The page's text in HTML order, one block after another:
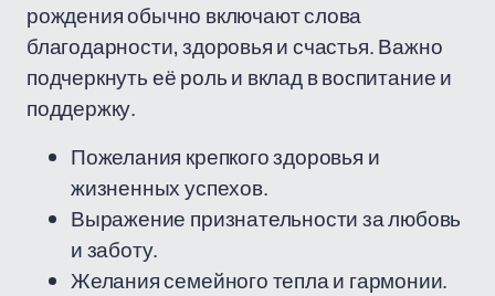
рождения обычно включают слова
благодарности, здоровья и счастья. Важно
подчеркнуть её роль и вклад в воспитание и
поддержку.
Пожелания крепкого здоровья и
жизненных успехов.
Выражение признательности за любовь
и заботу.
Желания семейного тепла и гармонии.